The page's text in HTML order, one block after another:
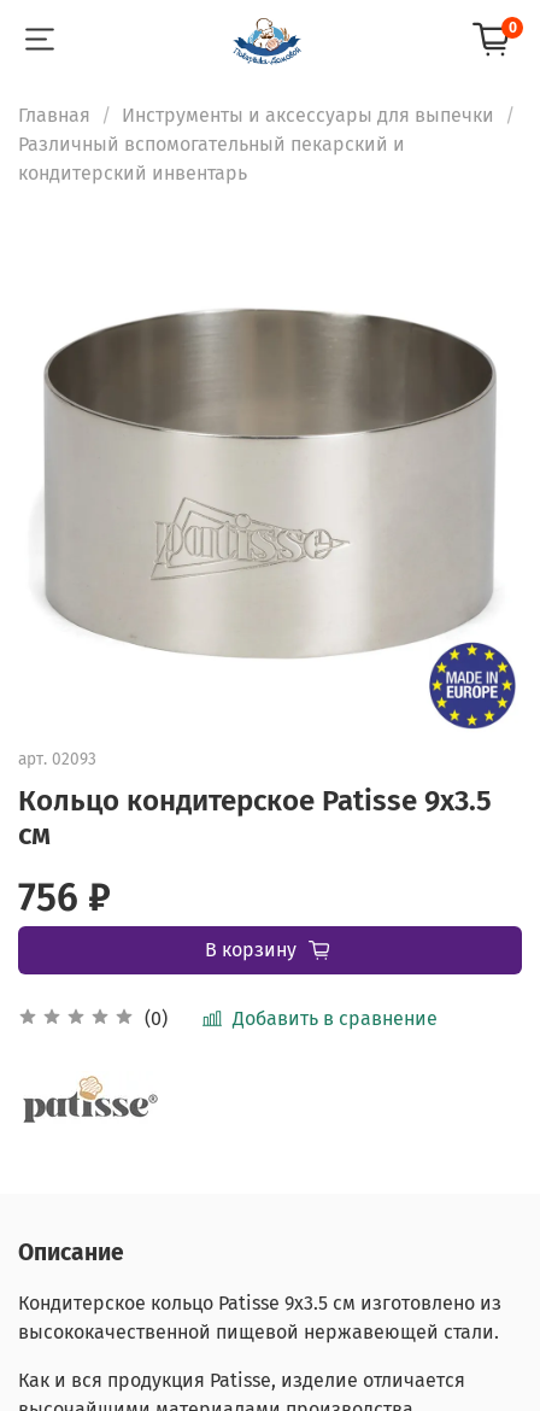
0
Главная
Инструменты и аксессуары для выпечки
Различный вспомогательный пекарский и
кондитерский инвентарь
арт. 02093
Кольцо кондитерское Patisse 9х3.5
см
(0) Добавить в сравнение
756 ₽
В корзину
Описание
Кондитерское кольцо Patisse 9х3.5 см изготовлено из
высококачественной пищевой нержавеющей стали.
Как и вся продукция Patisse, изделие отличается